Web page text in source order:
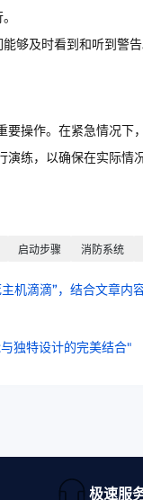
够及时看到和听到警告
操作。在紧急情况
练，以确保在实际
启动步骤 消防系统
机滴滴”，结合文章
独特设计的完美结合"
极速服